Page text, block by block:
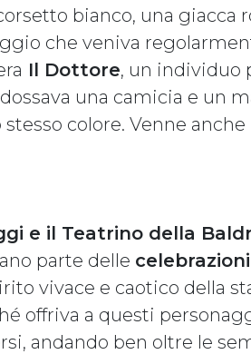
bianco, una giacca
che veniva
Il Dottore, un individuo
una camicia e un
colore. Venne
e il Teatrino della
parte delle
vivace e caotico della
offriva a questi
andando ben oltre le